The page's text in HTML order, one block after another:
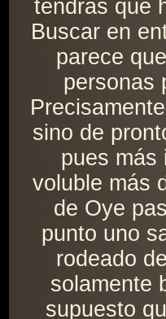
tendrás que
Buscar en
parece
personas
sino de
pues más
voluble más
de Oye
punto uno
rodeado
solamente
supuesto